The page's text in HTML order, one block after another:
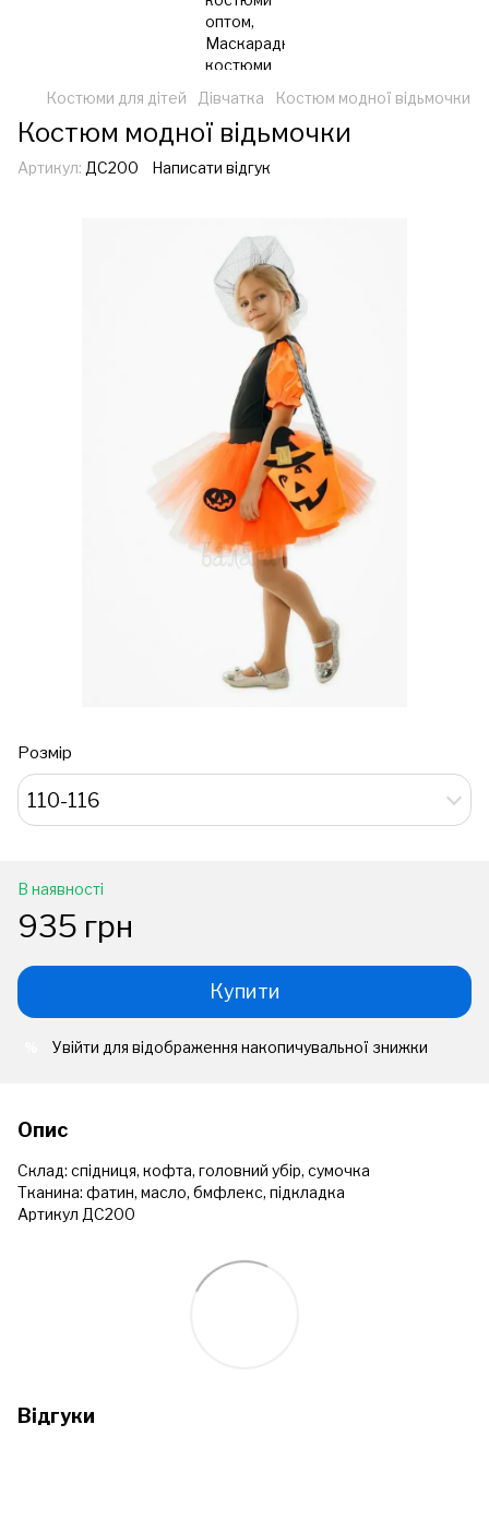
Костюми для дітей Дівчатка Костюм модної відьмочки
Костюм модної відьмочки
Артикул: ДС200 Написати відгук
Розмір
110-116
В наявності
935 грн
Купити
Увійти для відображення накопичувальної знижки
Опис
Склад: спідниця, кофта, головний убір, сумочка
Тканина: фатин, масло, бмфлекс, підкладка
Артикул ДС200
Відгуки